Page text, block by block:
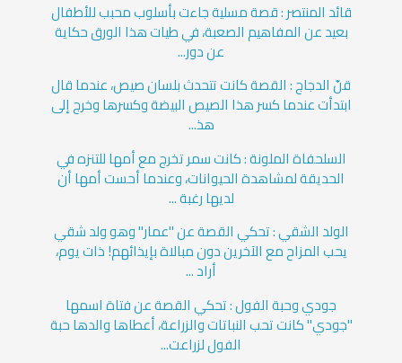
قائد المنتصر : قصة مسلية جاءت بأسلوب محبب للأطفال
بعيد عن المفاهيم الصعبة، في طيات هذا الورق حكاية
عن دور...
قنّ الدجاج : القصة كانت تتحدث بلسان صيص، عندما قال
ابتدأت عندما كسر هذا الصيص البيضة وكسرها وخرج إلى
هذ...
السلحفاة الملونة : كانت سمر تخرج مع أمها للتنزه في
الحديقة لمشاهدة الحيوانات، وعندما أحست أمها أن
لديها رغبة ...
الولد الشقي : تحكي القصة عن "عمار" وهو ولد شقي
يحب المزاح مع الآخرين دون مبالاة بإيذائهم! ذات يوم،
أراد ...
جودي وحبة الفول : تحكي القصة عن فتاة اسمها
"جودي" كانت تحب النباتات والزراعة، أعطاها والدها حبة
الفول لزراعت...